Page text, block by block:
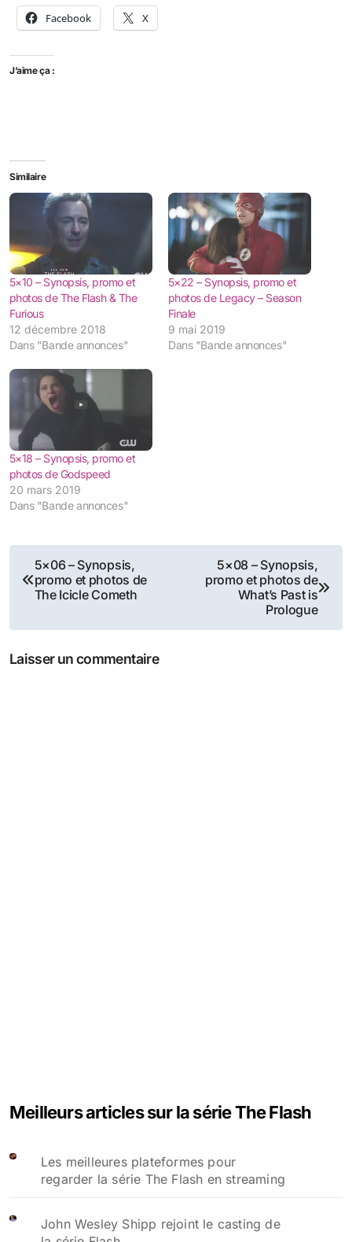
Facebook X
J’aime ça :
Similaire
5×10 – Synopsis, promo et
photos de The Flash & The
Furious
12 décembre 2018
Dans "Bande annonces"
5×22 – Synopsis, promo et
photos de Legacy – Season
Finale
9 mai 2019
Dans "Bande annonces"
5×18 – Synopsis, promo et
photos de Godspeed
20 mars 2019
Dans "Bande annonces"
Navigation
de
l’article
5×06 – Synopsis,
promo et photos de
The Icicle Cometh
5×08 – Synopsis,
promo et photos de
What’s Past is
Prologue
Laisser un commentaire
Meilleurs articles sur la série The Flash
Les meilleures plateformes pour
regarder la série The Flash en streaming
John Wesley Shipp rejoint le casting de